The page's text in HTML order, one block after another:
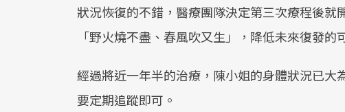
狀況恢復的不錯，醫療團隊決定第三次療程後
「野火燒不盡、春風吹又生」，降低未來復發的
經過將近一年半的治療，陳小姐的身體狀況已大
要定期追蹤即可。